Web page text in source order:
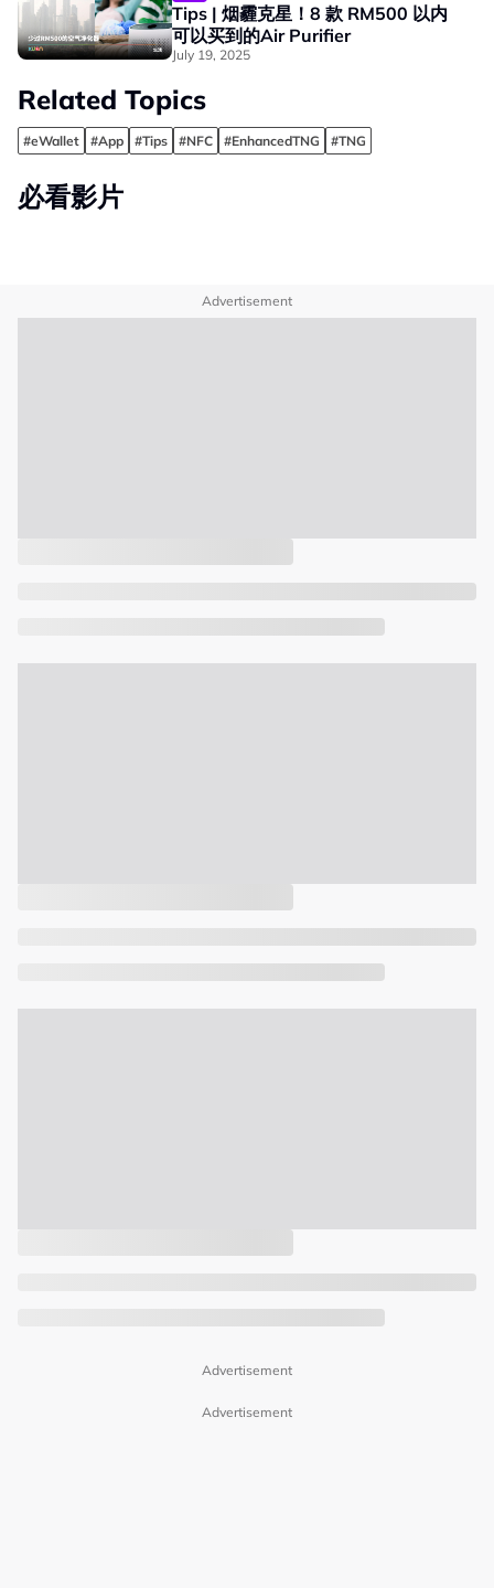
Tips | 烟霾克星！8 款 RM500 以内
可以买到的Air Purifier
July 19, 2025
Related Topics
#eWallet #App #Tips #NFC #EnhancedTNG #TNG
必看影片
Advertisement
Advertisement
Advertisement